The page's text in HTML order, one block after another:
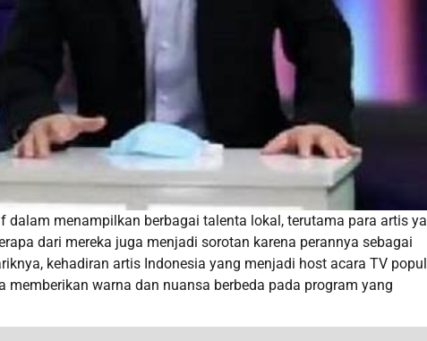
menampilkan berbagai talenta lokal, terutama para artis
dari mereka juga menjadi sorotan karena perannya sebagai
kehadiran artis Indonesia yang menjadi host acara TV
warna dan nuansa berbeda pada program yang